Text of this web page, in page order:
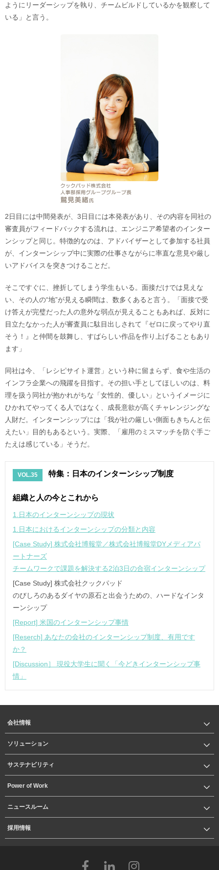
ようにリーダーシップを執り、チームビルドしているかを観察して
いる」と言う。
2日目には中間発表が、3日目には本発表があり、その内容を同社の
審査員がフィードバックする流れは、エンジニア希望者のインター
ンシップと同じ。特徴的なのは、アドバイザーとして参加する社員
が、インターンシップ中に実際の仕事さながらに率直な意見や厳し
いアドバイスを突きつけることだ。
そこですぐに、挫折してしまう学生もいる。面接だけでは見えな
い、その人の“地”が見える瞬間は、数多くあると言う。「面接で受
け答えが完璧だった人の意外な弱点が見えることもあれば、反対に
目立たなかった人が審査員に駄目出しされて『ゼロに戻ってやり直
そう！』と仲間を鼓舞し、すばらしい作品を作り上げることもあり
ます」
同社は今、「レシピサイト運営」という枠に留まらず、食や生活の
インフラ企業への飛躍を目指す。その担い手としてほしいのは、料
理を扱う同社が抱かれがちな「女性的、優しい」というイメージに
ひかれてやってくる人ではなく、成長意欲が高くチャレンジングな
人財だ。インターンシップには「我が社の厳しい側面もきちんと伝
えたい」目的もあるという。実際、「雇用のミスマッチを防ぐ手ご
たえは感じている」そうだ。
VOL.35 特集：日本のインターンシップ制度
組織と人の今とこれから
1.日本のインターンシップの現状
1.日本におけるインターンシップの分類と内容
[Case Study] 株式会社博報堂／株式会社博報堂DYメディアパ
ートナーズ
チームワークで課題を解決する2泊3日の合宿インターンシップ
[Case Study] 株式会社クックパッド
のびしろのあるダイヤの原石と出会うための、ハードなインタ
ーンシップ
[Report] 米国のインターンシップ事情
[Reserch] あなたの会社のインターンシップ制度、有用です
か？
[Discussion］ 現役大学生に聞く「今どきインターンシップ事
情」
会社情報
ソリューション
サステナビリティ
Power of Work
ニュースルーム
採用情報